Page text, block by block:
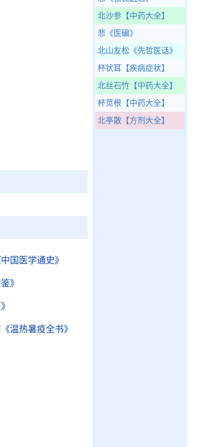
国医学通史》
》
《温热暑疫全书》
北沙参 【中药大全】
悲 《医碥》
北山友松 《先哲医话》
杯状耳 【疾病症状】
北丝石竹 【中药大全】
杯苋根 【中药大全】
北亭散 【方剂大全】